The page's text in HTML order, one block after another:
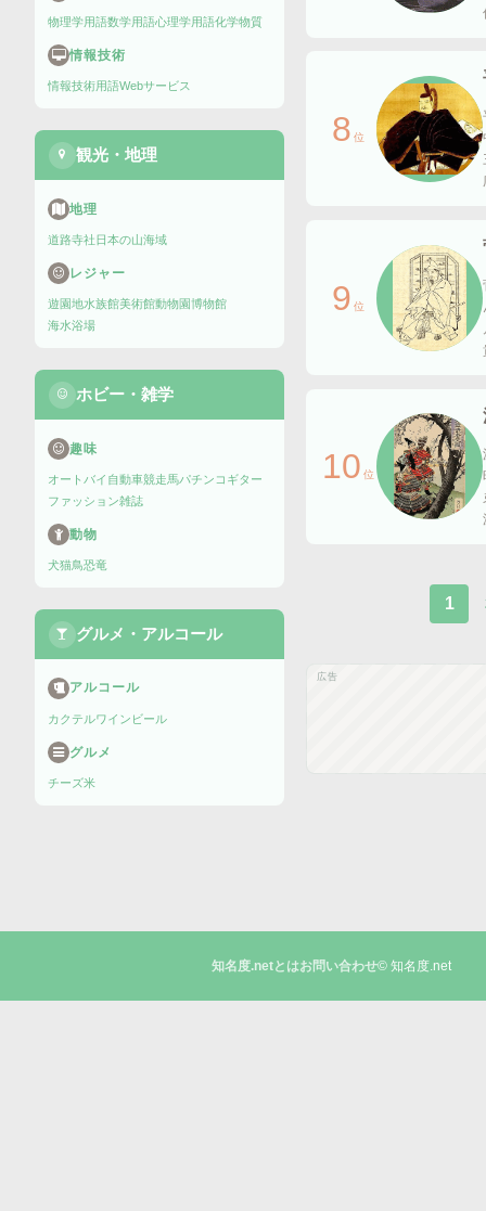
物理学用語数学用語心理学用語化学物質
情報技術
情報技術用語Webサービス
観光・地理
地理
道路寺社 日本の山海域
レジャー
遊園地水族館美術館動物園博物館
海水浴場
ホビー・雑学
趣味
オートバイ 自動車競走馬パチンコ ギター
ファッション雑誌
動物
犬猫鳥恐竜
グルメ・アルコール
アルコール
カクテルワイン ビール
グルメ
チーズ米
8 位
9 位
10 位
1
広告
知名度.netとはお問い合わせ© 知名度.net